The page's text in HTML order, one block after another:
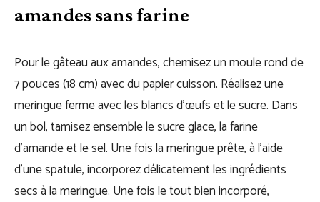
amandes sans farine
Pour le gâteau aux amandes, chemisez un moule rond de
7 pouces (18 cm) avec du papier cuisson. Réalisez une
meringue ferme avec les blancs d’œufs et le sucre. Dans
un bol, tamisez ensemble le sucre glace, la farine
d’amande et le sel. Une fois la meringue prête, à l’aide
d’une spatule, incorporez délicatement les ingrédients
secs à la meringue. Une fois le tout bien incorporé,